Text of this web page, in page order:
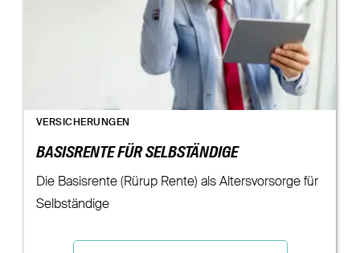
VERSICHERUNGEN
BASISRENTE FÜR SELBSTÄNDIGE
Die Basisrente (Rürup Rente) als Altersvorsorge für
Selbständige